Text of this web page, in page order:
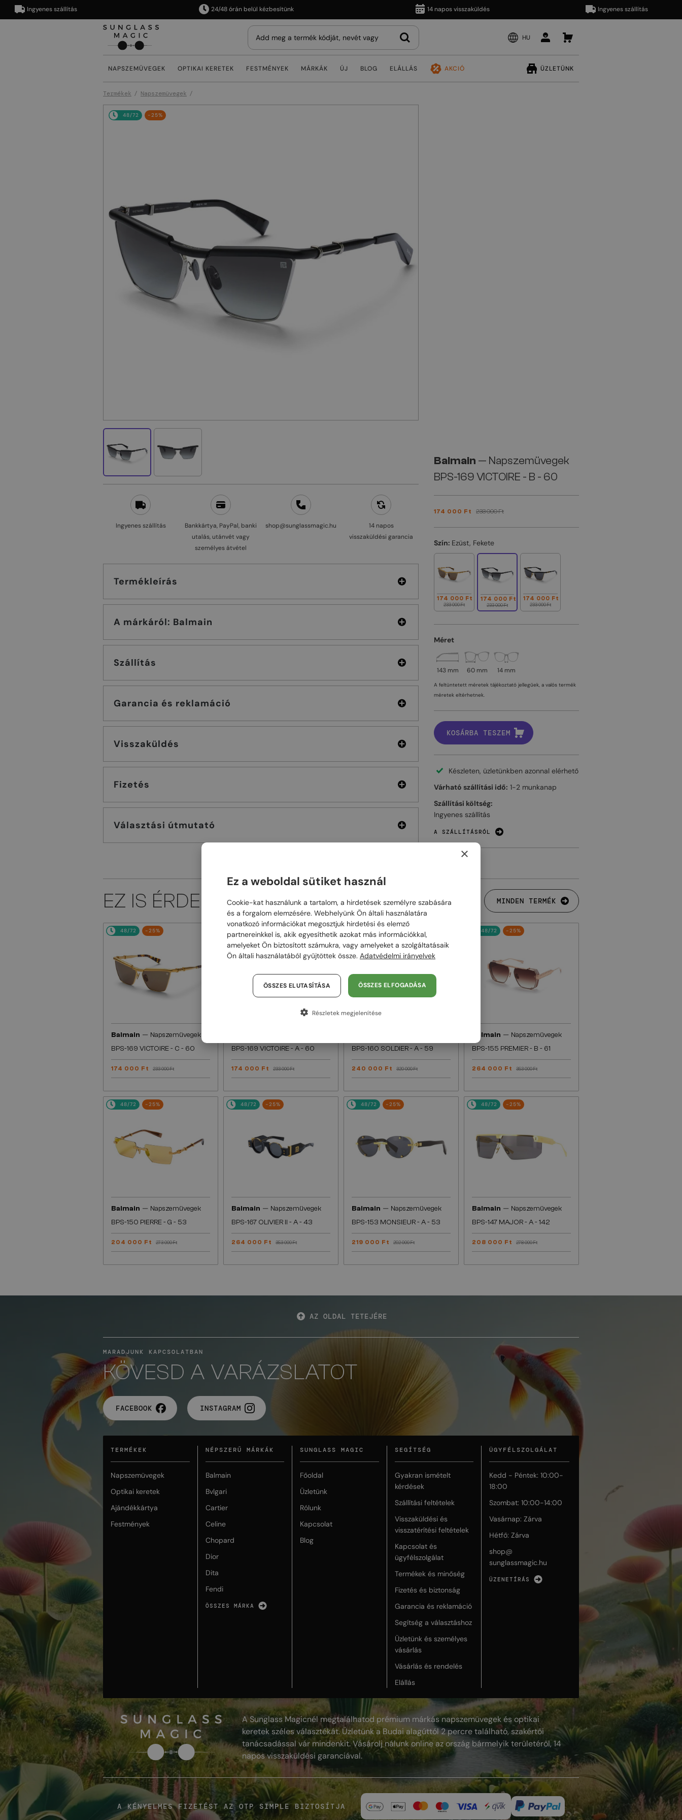
Ingyenes szállítás 24/48 órán belül kézbesítünk 14 napos visszaküldés Ingyenes szállítás
HU
NAPSZEMÜVEGEK OPTIKAI KERETEK FESTMÉNYEK MÁRKÁK ÚJ BLOG ELÁLLÁS AKCIÓ ÜZLETÜNK
Termékek Napszemüvegek
48/72 -25%
Ingyenes szállítás
Bankkártya, PayPal, banki
utalás, utánvét vagy
személyes átvétel
shop@sunglassmagic.hu
14 napos
visszaküldési garancia
Termékleírás
A márkáról: Balmain
Szállítás
Garancia és reklamáció
Visszaküldés
Fizetés
Választási útmutató
Balmain — Napszemüvegek
BPS-169 VICTOIRE - B - 60
174 000 Ft 233 000 Ft
Szín: Ezüst, Fekete
174 000 Ft
233 000 Ft
174 000 Ft
233 000 Ft
174 000 Ft
233 000 Ft
Méret
143 mm 60 mm 14 mm
A feltüntetett méretek tájékoztató jellegűek, a valós termék
méretek eltérhetnek.
KOSÁRBA TESZEM
Készleten, üzletünkben azonnal elérhető
Várható szállítási idő: 1-2 munkanap
Szállítási költség:
Ingyenes szállítás
A SZÁLLÍTÁSRÓL
EZ IS ÉRDEKELHET MINDEN TERMÉK
48/72 -25%
Balmain — Napszemüvegek
BPS-169 VICTOIRE - C - 60
174 000 Ft 233 000 Ft
48/72 -25%
BPS-169 VICTOIRE - A - 60
174 000 Ft 233 000 Ft
48/72 -25%
BPS-160 SOLDIER - A - 59
240 000 Ft 320 000 Ft
48/72 -25%
Balmain — Napszemüvegek
BPS-155 PREMIER - B - 61
264 000 Ft 353 000 Ft
48/72 -25%
Balmain — Napszemüvegek
BPS-150 PIERRE - G - 53
204 000 Ft 273 000 Ft
48/72 -25%
Balmain — Napszemüvegek
BPS-167 OLIVIER II - A - 43
264 000 Ft 353 000 Ft
48/72 -25%
Balmain — Napszemüvegek
BPS-153 MONSIEUR - A - 53
219 000 Ft 292 000 Ft
48/72 -25%
Balmain — Napszemüvegek
BPS-147 MAJOR - A - 142
208 000 Ft 278 000 Ft
AZ OLDAL TETEJÉRE
MARADJUNK KAPCSOLATBAN
KÖVESD A VARÁZSLATOT
FACEBOOK INSTAGRAM
TERMÉKEK
Napszemüvegek
Optikai keretek
Ajándékkártya
Festmények
NÉPSZERŰ MÁRKÁK
Balmain
Bvlgari
Cartier
Celine
Chopard
Dior
Dita
Fendi
ÖSSZES MÁRKA
SUNGLASS MAGIC
Főoldal
Üzletünk
Rólunk
Kapcsolat
Blog
SEGÍTSÉG
Gyakran ismételt
kérdések
Szállítási feltételek
Visszaküldési és
visszatérítési feltételek
Kapcsolat és
ügyfélszolgálat
Termékek és minőség
Fizetés és biztonság
Garancia és reklamáció
Segítség a választáshoz
Üzletünk és személyes
vásárlás
Vásárlás és rendelés
Elállás
ÜGYFÉLSZOLGÁLAT
Kedd - Péntek: 10:00-
18:00
Szombat: 10:00-14:00
Vasárnap: Zárva
Hétfő: Zárva
shop@
sunglassmagic.hu
ÜZENETÍRÁS
A Sunglass Magicnél megtalálhatod prémium márkás napszemüvegek és optikai
keretek széles választékát. Üzletünk a Budai alagúttól 2 percre található, szakértői
tanácsadással vár mindenkit. Vásárolj nálunk online az ország bármelyik területéről, 14
napos visszaküldési garanciával.
A KÉNYELMES FIZETÉST AZ OTP SIMPLE BIZTOSÍTJA
×
Ez a weboldal sütiket használ
Cookie-kat használunk a tartalom, a hirdetések személyre szabására
és a forgalom elemzésére. Webhelyünk Ön általi használatára
vonatkozó információkat megosztjuk hirdetési és elemző
partnereinkkel is, akik egyesíthetik azokat más információkkal,
amelyeket Ön biztosított számukra, vagy amelyeket a szolgáltatásaik
Ön általi használatából gyűjtöttek össze. Adatvédelmi irányelvek
ÖSSZES ELFOGADÁSA
ÖSSZES ELUTASÍTÁSA
Részletek megjelenítése